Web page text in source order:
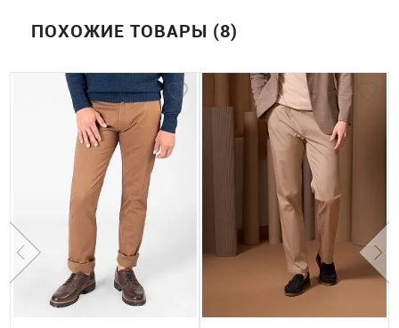
ПОХОЖИЕ ТОВАРЫ (8)